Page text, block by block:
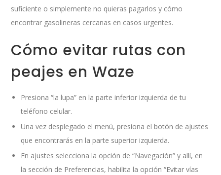
suficiente o simplemente no quieras pagarlos y cómo
encontrar gasolineras cercanas en casos urgentes.
Cómo evitar rutas con
peajes en Waze
Presiona “la lupa” en la parte inferior izquierda de tu
teléfono celular.
Una vez desplegado el menú, presiona el botón de ajustes
que encontrarás en la parte superior izquierda.
En ajustes selecciona la opción de “Navegación” y allí, en
la sección de Preferencias, habilita la opción “Evitar vías